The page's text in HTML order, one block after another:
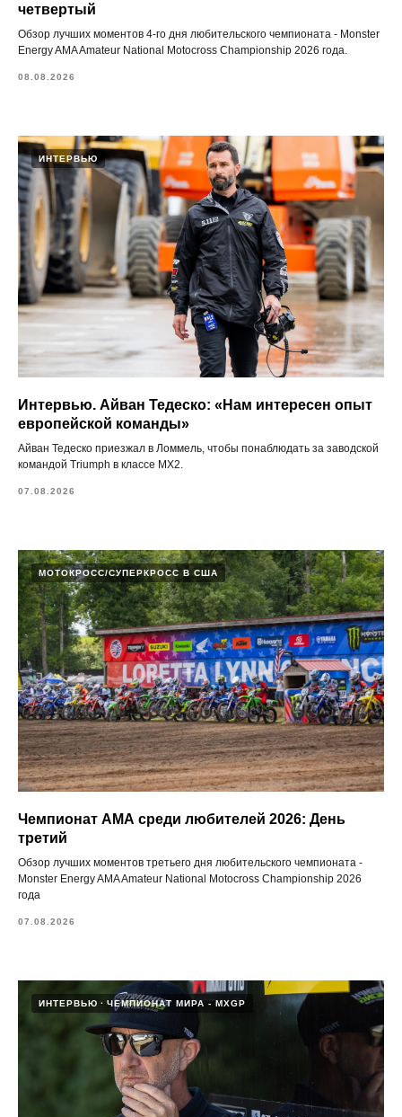
четвертый
Обзор лучших моментов 4-го дня любительского чемпионата - Monster
Energy AMA Amateur National Motocross Championship 2026 года.
08.08.2026
ИНТЕРВЬЮ
Интервью. Айван Тедеско: «Нам интересен опыт
европейской команды»
Айван Тедеско приезжал в Ломмель, чтобы понаблюдать за заводской
командой Triumph в классе MX2.
07.08.2026
МОТОКРОСС/СУПЕРКРОСС В США
Чемпионат АМА среди любителей 2026: День
третий
Обзор лучших моментов третьего дня любительского чемпионата -
Monster Energy AMA Amateur National Motocross Championship 2026
года
07.08.2026
ИНТЕРВЬЮ ЧЕМПИОНАТ МИРА - MXGP